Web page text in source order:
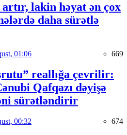
lakin həyat ən çox
daha sürətlə
01:06 669
reallığa çevrilir:
Qafqazı dəyişə
sürətləndirir
00:32 674